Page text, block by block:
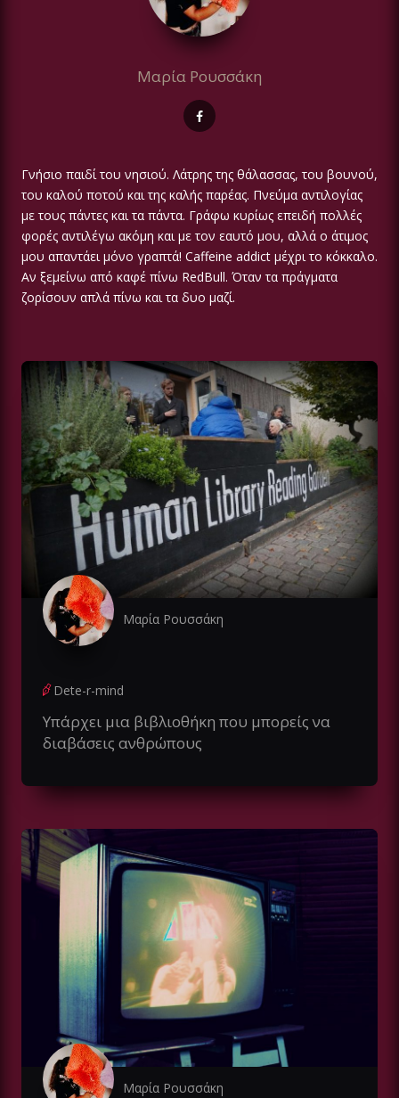
Μαρία Ρουσσάκη
Γνήσιο παιδί του νησιού. Λάτρης της θάλασσας, του βουνού,
του καλού ποτού και της καλής παρέας. Πνεύμα αντιλογίας
με τους πάντες και τα πάντα. Γράφω κυρίως επειδή πολλές
φορές αντιλέγω ακόμη και με τον εαυτό μου, αλλά ο άτιμος
μου απαντάει μόνο γραπτά! Caffeine addict μέχρι το κόκκαλο.
Αν ξεμείνω από καφέ πίνω RedBull. Όταν τα πράγματα
ζορίσουν απλά πίνω και τα δυο μαζί.
Μαρία Ρουσσάκη
Dete-r-mind
Υπάρχει μια βιβλιοθήκη που μπορείς να
διαβάσεις ανθρώπους
Μαρία Ρουσσάκη